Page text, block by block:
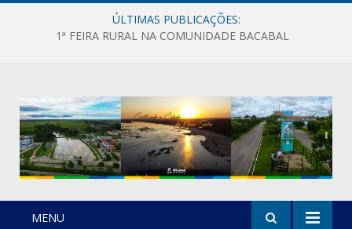
ÚLTIMAS PUBLICAÇÕES:
1ª FEIRA RURAL NA COMUNIDADE BACABAL
MENU